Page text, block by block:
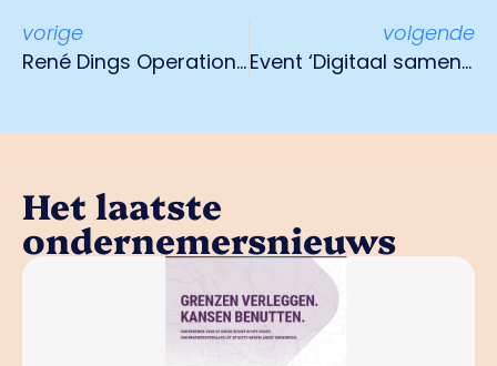
vorige
René Dings Operationeel Manager bij Ondernemend Venlo
volgende
Event ‘Digitaal samenwerken tussen zeehaven en achterland’ 18 september 2024
Het laatste
ondernemersnieuws